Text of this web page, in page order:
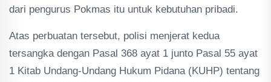
dari pengurus Pokmas itu untuk kebutuhan pribadi.
Atas perbuatan tersebut, polisi menjerat kedua
tersangka dengan Pasal 368 ayat 1 junto Pasal 55 ayat
1 Kitab Undang-Undang Hukum Pidana (KUHP) tentang